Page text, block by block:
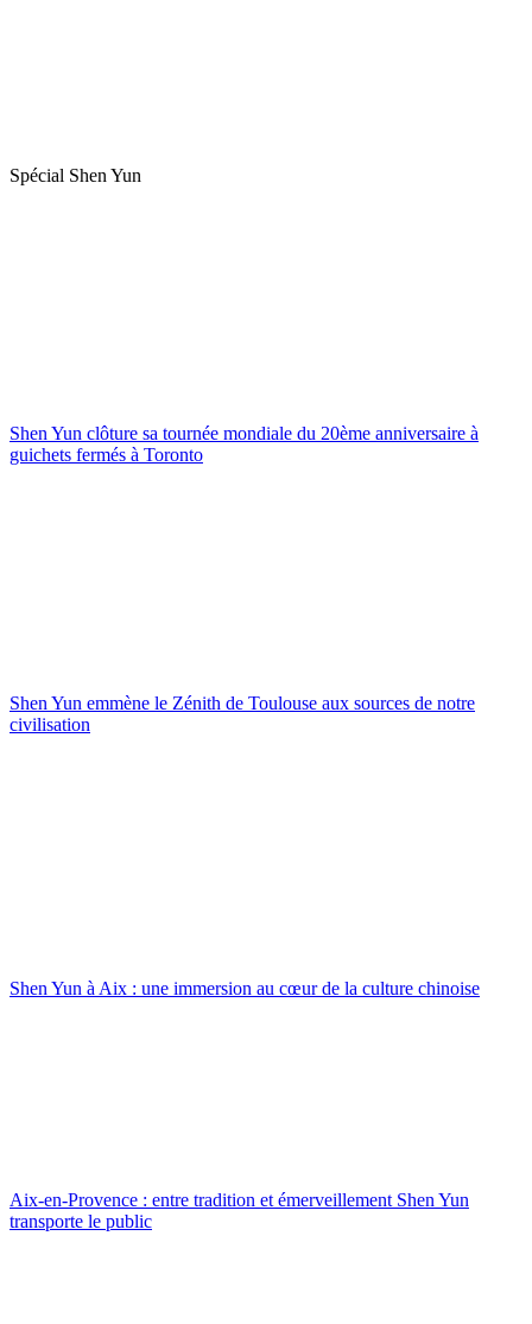
Spécial Shen Yun
Shen Yun clôture sa tournée mondiale du 20ème anniversaire à
guichets fermés à Toronto
Shen Yun emmène le Zénith de Toulouse aux sources de notre
civilisation
Shen Yun à Aix : une immersion au cœur de la culture chinoise
Aix-en-Provence : entre tradition et émerveillement Shen Yun
transporte le public